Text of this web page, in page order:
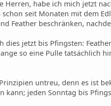
habe ich mich jetzt
seit Monaten mit dem
Feather beschränken,
jetzt bis Pfingsten:
so eine Pulle tatsächlich
untreu, denn es ist
kann; jeden Sonntag bis